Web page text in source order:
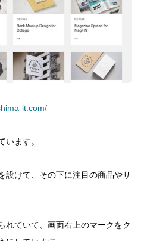
it.com/
います。
設けて、その下に注目の商品やサ
れていて、画面右上のマークをク